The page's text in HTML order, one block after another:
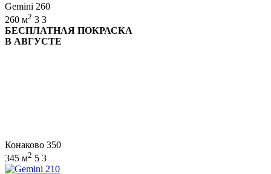
Gemini 260
260 м2 3 3
БЕСПЛАТНАЯ ПОКРАСКА
В АВГУСТЕ
Конаково 350
345 м2 5 3